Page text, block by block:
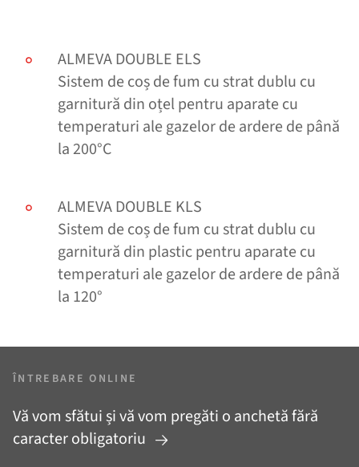
ALMEVA DOUBLE ELS
Sistem de coș de fum cu strat dublu cu
garnitură din oțel pentru aparate cu
temperaturi ale gazelor de ardere de până
la 200°C
ALMEVA DOUBLE KLS
Sistem de coș de fum cu strat dublu cu
garnitură din plastic pentru aparate cu
temperaturi ale gazelor de ardere de până
la 120°
ÎNTREBARE ONLINE
Vă vom sfătui și vă vom pregăti o anchetă fără
caracter obligatoriu